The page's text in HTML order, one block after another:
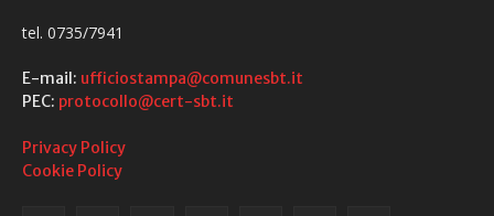
tel. 0735/7941
E-mail: ufficiostampa@comunesbt.it
PEC: protocollo@cert-sbt.it
Privacy Policy
Cookie Policy